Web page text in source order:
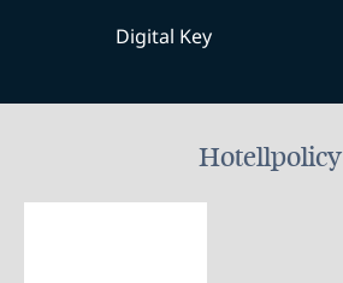
Digital Key
Hotellpolicy